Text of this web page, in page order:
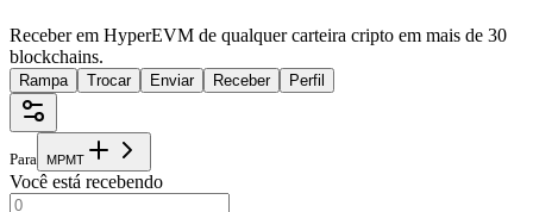
Receber em HyperEVM de qualquer carteira cripto em mais de 30
blockchains.
Rampa Trocar Enviar Receber Perfil
Para MPMT
Você está recebendo